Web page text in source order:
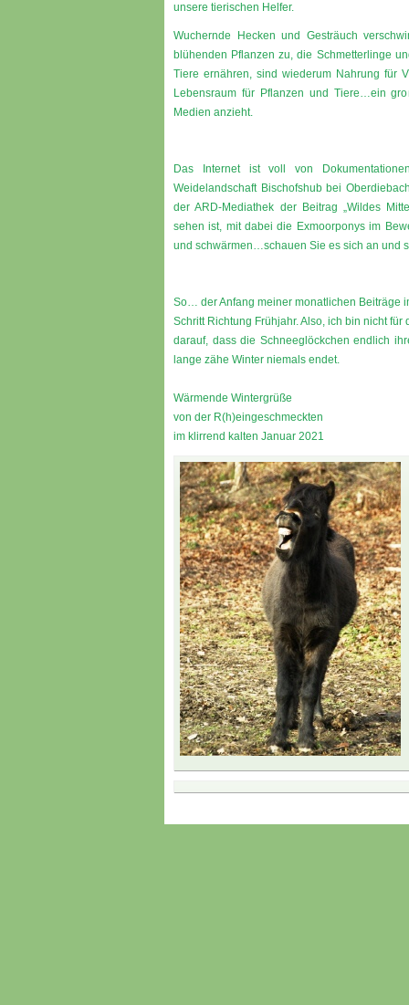
unsere tierischen Helfer.
Wuchernde Hecken und Gesträuch
blühenden Pflanzen zu, die Schmetterlinge
Tiere ernähren, sind wiederum Nahrung für
Lebensraum für Pflanzen und Tiere…ein
Medien anzieht.
Das Internet ist voll von
Weidelandschaft Bischofshub bei
der ARD-Mediathek der Beitrag „Wildes
sehen ist, mit dabei die Exmoorponys im
und schwärmen…schauen Sie es sich an und
So… der Anfang meiner monatlichen Beiträge
Schritt Richtung Frühjahr. Also, ich bin nicht
darauf, dass die Schneeglöckchen endlich
lange zähe Winter niemals endet.
Wärmende Wintergrüße
von der R(h)eingeschmeckten
im klirrend kalten Januar 2021